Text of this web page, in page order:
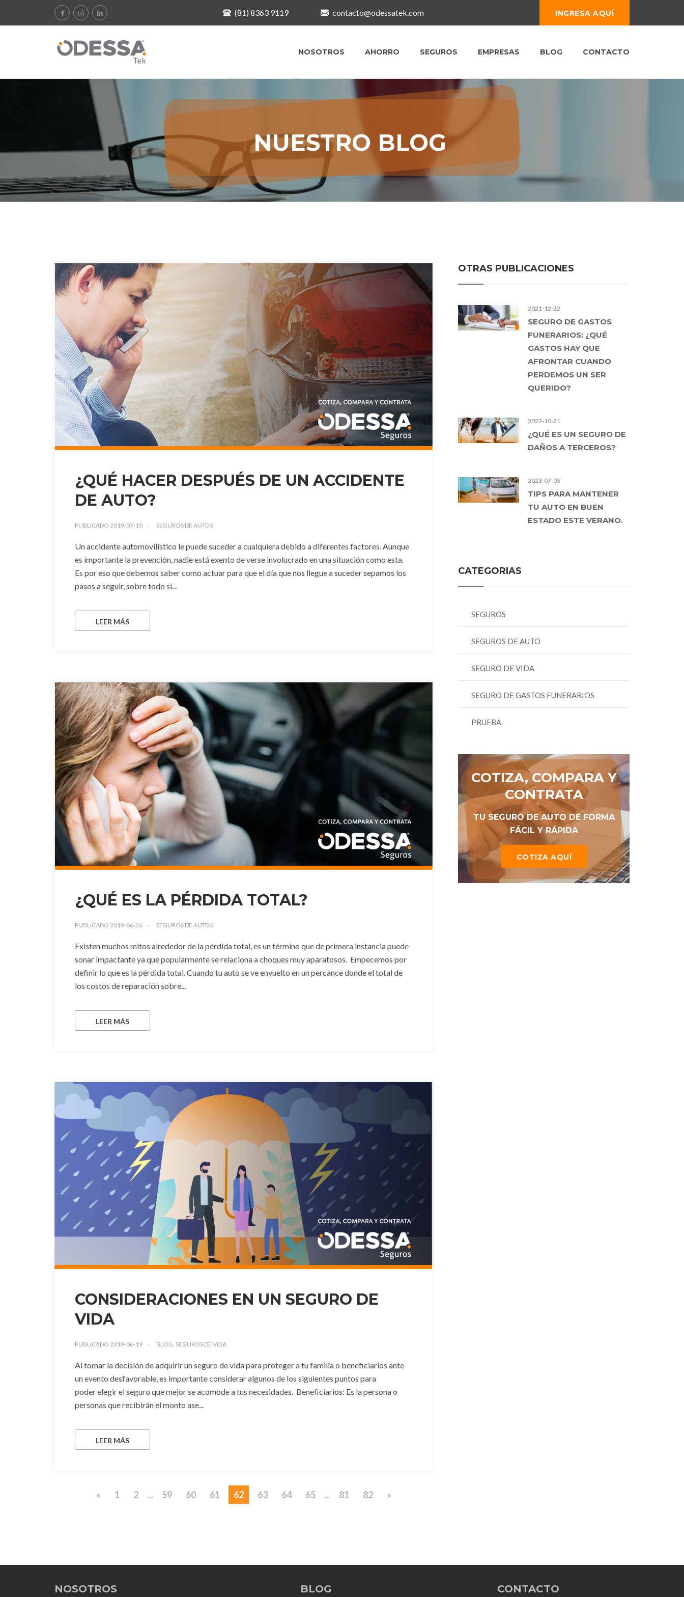
(81) 8363 9119 contacto@odessatek.com INGRESA AQUÍ
NOSOTROS AHORRO SEGUROS EMPRESAS BLOG CONTACTO
NUESTRO BLOG
¿QUÉ HACER DESPUÉS DE UN ACCIDENTE
DE AUTO?
PUBLICADO 2019-07-10 SEGUROS DE AUTOS
Un accidente automovilístico le puede suceder a cualquiera debido a diferentes factores. Aunque
es importante la prevención, nadie está exento de verse involucrado en una situación como esta.
Es por eso que debemos saber como actuar para que el día que nos llegue a suceder sepamos los
pasos a seguir, sobre todo si...
LEER MÁS
¿QUÉ ES LA PÉRDIDA TOTAL?
PUBLICADO 2019-06-26 SEGUROS DE AUTOS
Existen muchos mitos alrededor de la pérdida total, es un término que de primera instancia puede
sonar impactante ya que popularmente se relaciona a choques muy aparatosos. Empecemos por
definir lo que es la pérdida total. Cuando tu auto se ve envuelto en un percance donde el total de
los costos de reparación sobre...
LEER MÁS
CONSIDERACIONES EN UN SEGURO DE
VIDA
PUBLICADO 2019-06-19 BLOG, SEGUROS DE VIDA
Al tomar la decisión de adquirir un seguro de vida para proteger a tu familia o beneficiarios ante
un evento desfavorable, es importante considerar algunos de los siguientes puntos para
poder elegir el seguro que mejor se acomode a tus necesidades. Beneficiarios: Es la persona o
personas que recibirán el monto ase...
LEER MÁS
« 1 2 ... 59 60 61 62 63 64 65 ... 81 82 »
OTRAS PUBLICACIONES
2021-12-22
SEGURO DE GASTOS
FUNERARIOS: ¿QUÉ
GASTOS HAY QUE
AFRONTAR CUANDO
PERDEMOS UN SER
QUERIDO?
2022-10-31
¿QUÉ ES UN SEGURO DE
DAÑOS A TERCEROS?
2023-07-03
TIPS PARA MANTENER
TU AUTO EN BUEN
ESTADO ESTE VERANO.
CATEGORIAS
SEGUROS
SEGUROS DE AUTO
SEGURO DE VIDA
SEGURO DE GASTOS FUNERARIOS
PRUEBA
COTIZA, COMPARA Y
CONTRATA
TU SEGURO DE AUTO DE FORMA
FÁCIL Y RÁPIDA
COTIZA AQUÍ
NOSOTROS BLOG CONTACTO